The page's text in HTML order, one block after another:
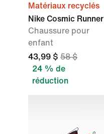
Matériaux recyclés
Nike Cosmic Runner
Chaussure pour
enfant
43,99 $ 58 $
24 % de
réduction